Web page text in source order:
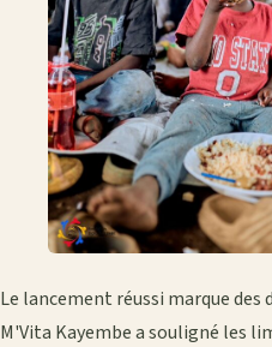
Le lancement réussi marque des
M'Vita Kayembe a souligné les